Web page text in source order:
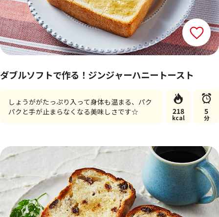
ダブルソフトで作る！ジンジャーハニートースト
しょうががたっぷり入って身体も温まる、パク
パクと手が止まらなくなる美味しさです☆
218
kcal
5
分